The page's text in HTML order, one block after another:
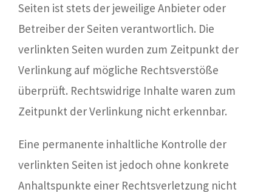
Seiten ist stets der jeweilige Anbieter oder
Betreiber der Seiten verantwortlich. Die
verlinkten Seiten wurden zum Zeitpunkt der
Verlinkung auf mögliche Rechtsverstöße
überprüft. Rechtswidrige Inhalte waren zum
Zeitpunkt der Verlinkung nicht erkennbar.
Eine permanente inhaltliche Kontrolle der
verlinkten Seiten ist jedoch ohne konkrete
Anhaltspunkte einer Rechtsverletzung nicht